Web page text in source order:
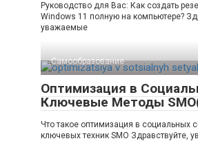
Руководство для Вас: Как создать
Windows 11 полную на компьютере?
уважаемые
Самообразование
Оптимизация в
Ключевые Методы
Что такое оптимизация в социальных
ключевых техник SMO Здравствуйте,